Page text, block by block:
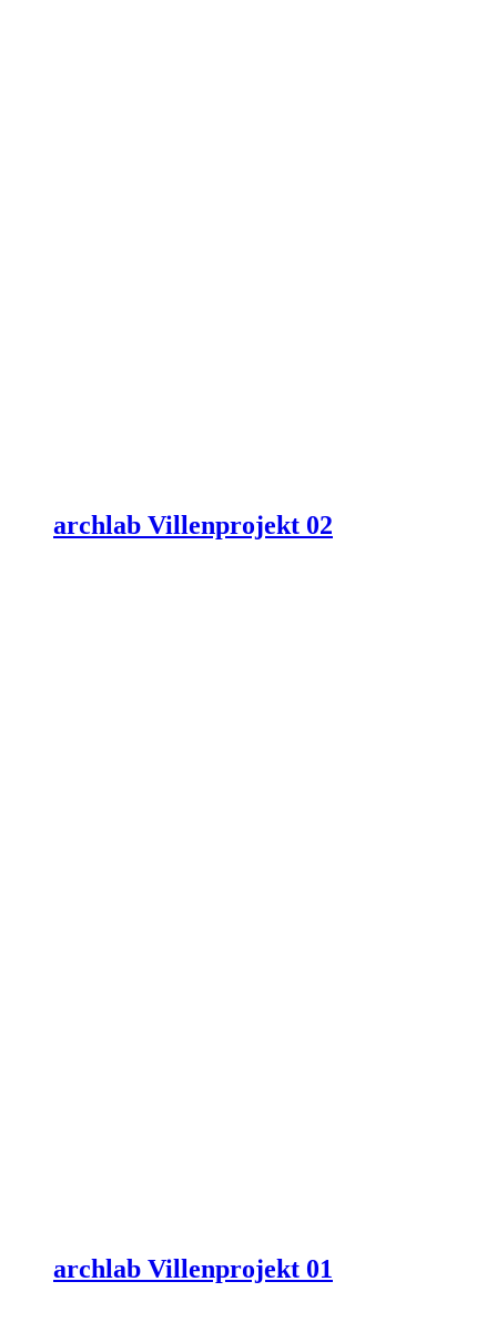
archlab Villenprojekt 02
archlab Villenprojekt 01